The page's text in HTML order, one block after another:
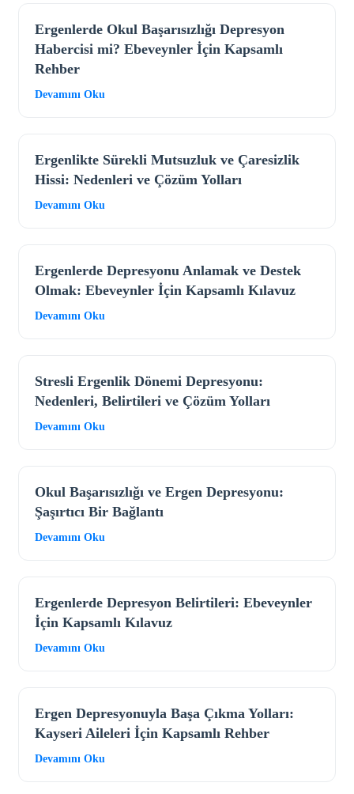
Ergenlerde Okul Başarısızlığı Depresyon
Habercisi mi? Ebeveynler İçin Kapsamlı
Rehber
Devamını Oku
Ergenlikte Sürekli Mutsuzluk ve Çaresizlik
Hissi: Nedenleri ve Çözüm Yolları
Devamını Oku
Ergenlerde Depresyonu Anlamak ve Destek
Olmak: Ebeveynler İçin Kapsamlı Kılavuz
Devamını Oku
Stresli Ergenlik Dönemi Depresyonu:
Nedenleri, Belirtileri ve Çözüm Yolları
Devamını Oku
Okul Başarısızlığı ve Ergen Depresyonu:
Şaşırtıcı Bir Bağlantı
Devamını Oku
Ergenlerde Depresyon Belirtileri: Ebeveynler
İçin Kapsamlı Kılavuz
Devamını Oku
Ergen Depresyonuyla Başa Çıkma Yolları:
Kayseri Aileleri İçin Kapsamlı Rehber
Devamını Oku